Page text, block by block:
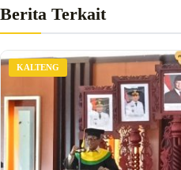
Berita Terkait
KALTENG